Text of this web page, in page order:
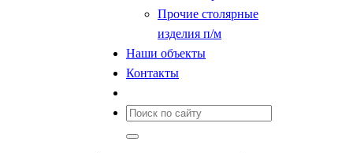
Прочие столярные
изделия п/м
Наши объекты
Контакты